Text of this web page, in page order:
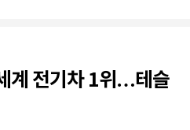
계 전기차 1위…테슬